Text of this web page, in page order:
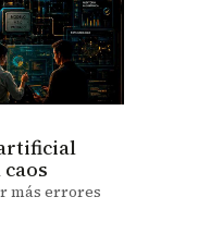
más errores